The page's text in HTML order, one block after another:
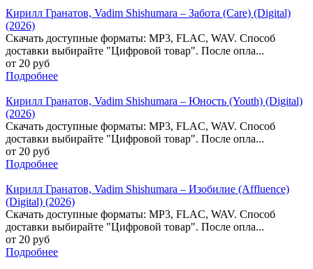
Кирилл Гранатов, Vadim Shishumara – Забота (Care) (Digital)
(2026)
Скачать доступные форматы: MP3, FLAC, WAV. Способ
доставки выбирайте "Цифровой товар". После опла...
от 20 руб
Подробнее
Кирилл Гранатов, Vadim Shishumara – Юность (Youth) (Digital)
(2026)
Скачать доступные форматы: MP3, FLAC, WAV. Способ
доставки выбирайте "Цифровой товар". После опла...
от 20 руб
Подробнее
Кирилл Гранатов, Vadim Shishumara – Изобилие (Affluence)
(Digital) (2026)
Скачать доступные форматы: MP3, FLAC, WAV. Способ
доставки выбирайте "Цифровой товар". После опла...
от 20 руб
Подробнее